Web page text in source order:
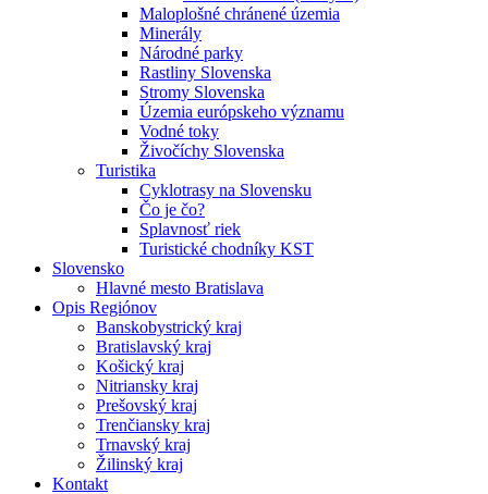
Maloplošné chránené územia
Minerály
Národné parky
Rastliny Slovenska
Stromy Slovenska
Územia európskeho významu
Vodné toky
Živočíchy Slovenska
Turistika
Cyklotrasy na Slovensku
Čo je čo?
Splavnosť riek
Turistické chodníky KST
Slovensko
Hlavné mesto Bratislava
Opis Regiónov
Banskobystrický kraj
Bratislavský kraj
Košický kraj
Nitriansky kraj
Prešovský kraj
Trenčiansky kraj
Trnavský kraj
Žilinský kraj
Kontakt